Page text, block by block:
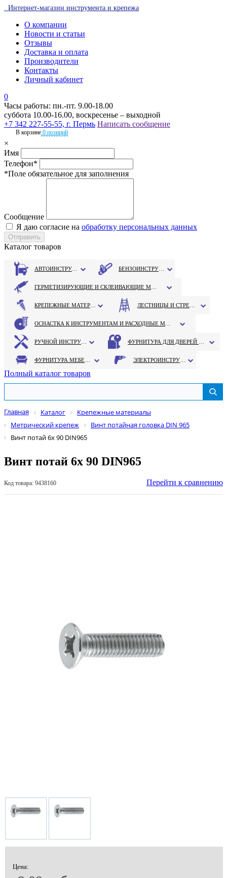
Интернет-магазин инструмента и крепежа
О компании
Новости и статьи
Отзывы
Доставка и оплата
Производители
Контакты
Личный кабинет
0
Часы работы: пн.-пт. 9.00-18.00
суббота 10.00-16.00, воскресенье – выходной
+7 342 227-55-55, г. Пермь Написать сообщение
В корзине 0 позиций
×
Имя
Телефон*
*Поле обязательное для заполнения
Сообщение
Я даю согласие на обработку персональных данных
Каталог товаров
Полный каталог товаров
Главная Каталог
Крепежные материалы
Метрический крепеж
Винт потайная головка DIN 965
Винт потай 6х 90 DIN965
Винт потай 6х 90 DIN965
Код товара: 9438160 Перейти к сравнению
Цена: